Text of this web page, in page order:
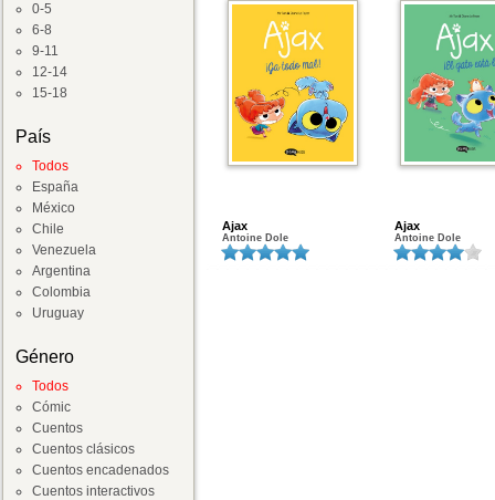
0-5
6-8
9-11
12-14
15-18
País
Todos
España
México
Chile
Venezuela
Argentina
Colombia
Uruguay
Género
Todos
Cómic
Cuentos
Cuentos clásicos
Cuentos encadenados
Cuentos interactivos
Ajax
Antoine Dole
Ajax
Antoine Dole